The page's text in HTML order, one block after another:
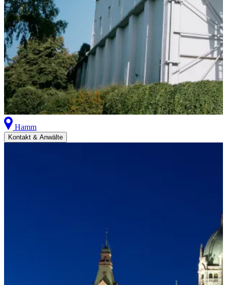
Hamm
Kontakt & Anwälte